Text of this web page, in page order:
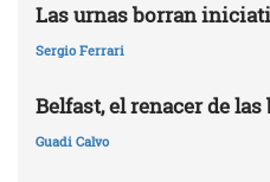
Las urnas borran
Sergio Ferrari
Belfast, el renacer de las
Guadi Calvo